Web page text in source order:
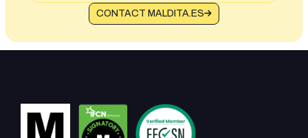
CONTACT MALDITA.ES